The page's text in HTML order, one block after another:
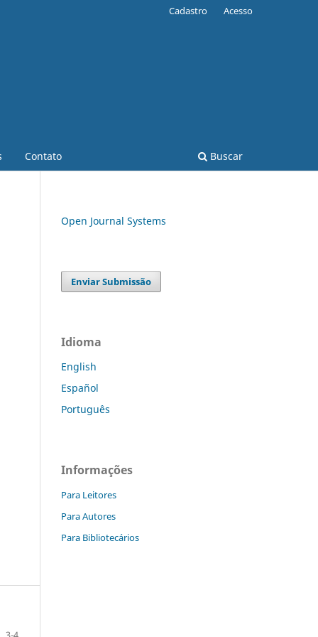
Contato Buscar
Cadastro Acesso
Open Journal Systems
Enviar Submissão
Idioma
English
Español
Português
Informações
Para Leitores
Para Autores
Para Bibliotecários